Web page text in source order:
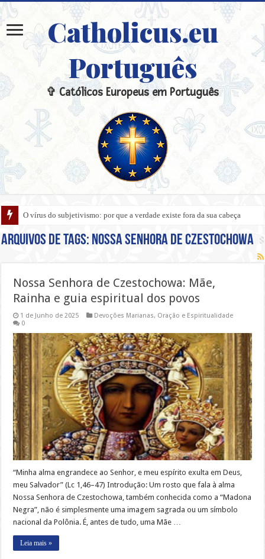
Catholicus.eu
Português
✞ Católicos Europeus em Português
O vírus do subjetivismo: por que a verdade existe fora da sua cabeça
A armadura invisível: Como os sacramentais protegem o lar das ciladas do
Arquivos de tags: Nossa Senhora de Czestochowa
Nossa Senhora de Czestochowa: Mãe,
Rainha e guia espiritual dos povos
1 de Junho de 2025 Devoções Marianas, Oração e Espiritualidade
0
“Minha alma engrandece ao Senhor, e meu espírito exulta em Deus,
meu Salvador” (Lc 1,46–47) Introdução: Um rosto que fala à alma
Nossa Senhora de Czestochowa, também conhecida como a “Madona
Negra”, não é simplesmente uma imagem sagrada ou um símbolo
nacional da Polônia. É, antes de tudo, uma Mãe …
Leia mais »